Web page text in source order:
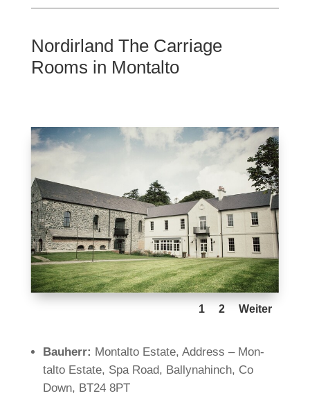
Nord­ir­land The Car­riage
Rooms in Montalto
1 2 Weiter
Bau­herr: Mon­talto Estate, Address – Mon­
talto Estate, Spa Road, Bal­ly­na­hinch, Co
Down, BT24 8PT